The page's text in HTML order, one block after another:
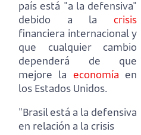
país está "a la defensiva"
debido a la crisis
financiera internacional y
que cualquier cambio
dependerá de que
mejore la economía en
los Estados Unidos.
"Brasil está a la defensiva
en relación a la crisis